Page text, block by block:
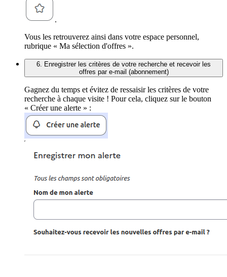
.
Vous les retrouverez ainsi dans votre espace personnel,
rubrique « Ma sélection d'offres ».
6. Enregistrer les critères de votre recherche et recevoir les
offres par e-mail (abonnement)
Gagnez du temps et évitez de ressaisir les critères de votre
recherche à chaque visite ! Pour cela, cliquez sur le bouton
« Créer une alerte » :